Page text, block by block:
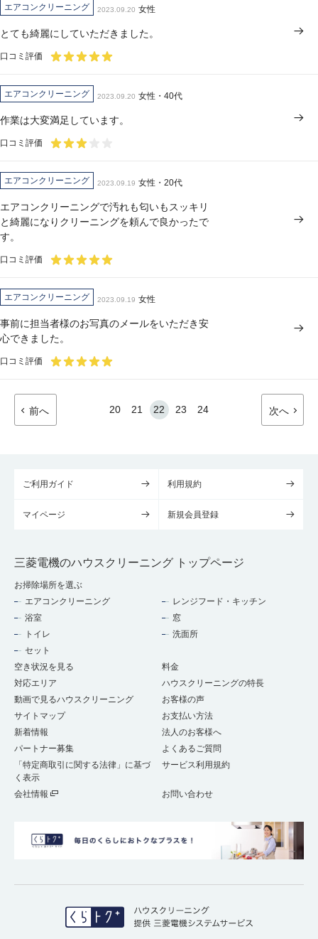
エアコンクリーニング 2023.09.20 女性
とても綺麗にしていただきました。
口コミ評価
エアコンクリーニング 2023.09.20 女性・40代
作業は大変満足しています。
口コミ評価
エアコンクリーニング 2023.09.19 女性・20代
エアコンクリーニングで汚れも匂いもスッキリ
と綺麗になりクリーニングを頼んで良かったで
す。
口コミ評価
エアコンクリーニング 2023.09.19 女性
事前に担当者様のお写真のメールをいただき安
心できました。
口コミ評価
前へ 20 21 22 23 24 次へ
ご利用ガイド 利用規約
マイページ 新規会員登録
三菱電機のハウスクリーニング トップページ
お掃除場所を選ぶ
エアコンクリーニング
レンジフード・キッチン
浴室
窓
トイレ
洗面所
セット
空き状況を見る
料金
対応エリア
ハウスクリーニングの特長
動画で見るハウスクリーニング
お客様の声
サイトマップ
お支払い方法
新着情報
法人のお客様へ
パートナー募集
よくあるご質問
「特定商取引に関する法律」に基づ
く表示
サービス利用規約
会社情報 お問い合わせ